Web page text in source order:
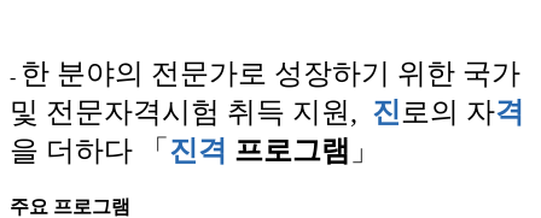
- 한 분야의 전문가로 성장하기 위한 국가
및 전문자격시험 취득 지원, 진 로의 자격
을 더하다 「 진격 프로그램 」
주요 프로그램